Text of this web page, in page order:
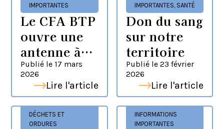
IMPORTANTES
Le CFA BTP
ouvre une
antenne à
Morhange
dès
septembre
2026 !
Publié le 17 mars
2026
Lire l'article
IMPORTANTES SANTÉ
Don du sang
sur notre
territoire
Publié le 23 février
2026
Lire l'article
DÉCHETS ET
ORDURES
INFORMATIONS
IMPORTANTES